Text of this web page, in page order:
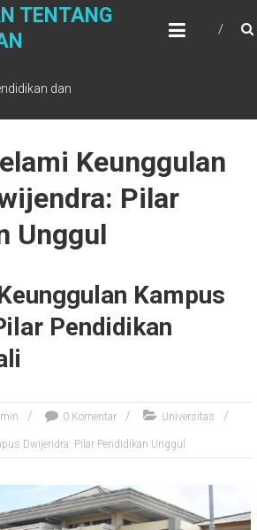
TENTANG
dan
Keunggulan
Pilar
Unggul
Kampus
Pendidikan
0 Komentar Universitas
Dwijendra: Pilar Pendidikan Unggul